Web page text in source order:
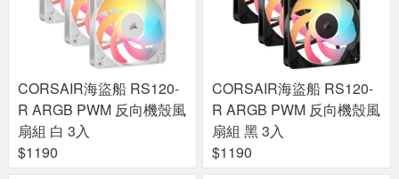
CORSAIR海盜船 RS120-
R ARGB PWM 反向機殼風
扇組 白 3入
$1190
CORSAIR海盜船 RS120-
R ARGB PWM 反向機殼風
扇組 黑 3入
$1190